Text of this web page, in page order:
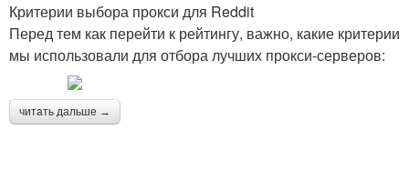
Критерии выбора прокси для Reddit
Перед тем как перейти к рейтингу, важно, какие критерии
мы использовали для отбора лучших прокси-серверов:
читать дальше →